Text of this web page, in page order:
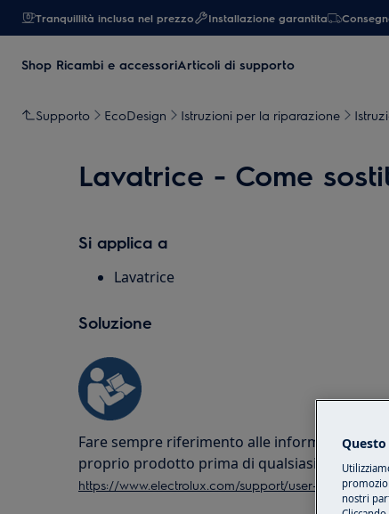
Tranquillità inclusa nel prezzo Installazione garantita
Shop Ricambi e accessoriArticoli di supporto
Supporto EcoDesign Istruzioni per la riparazione
Lavatrice - Come
Si applica a
Lavatrice
Soluzione
Fare sempre riferimento alle informazioni
proprio prodotto prima di qualsiasi
https://www.electrolux.com/support/user-manuals/
nostri